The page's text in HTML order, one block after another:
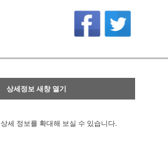
상세정보 새창 열기
상세 정보를 확대해 보실 수 있습니다.